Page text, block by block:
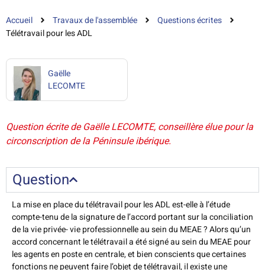
Accueil Travaux de l'assemblée
Questions écrites
Télétravail pour les ADL
Gaëlle
LECOMTE
Question écrite de Gaëlle LECOMTE, conseillère élue pour la
circonscription de la Péninsule ibérique.
Question
La mise en place du télétravail pour les ADL est-elle à l’étude
compte-tenu de la signature de l’accord portant sur la conciliation
de la vie privée- vie professionnelle au sein du MEAE ? Alors qu’un
accord concernant le télétravail a été signé au sein du MEAE pour
les agents en poste en centrale, et bien conscients que certaines
fonctions ne peuvent faire l’objet de télétravail, il existe une